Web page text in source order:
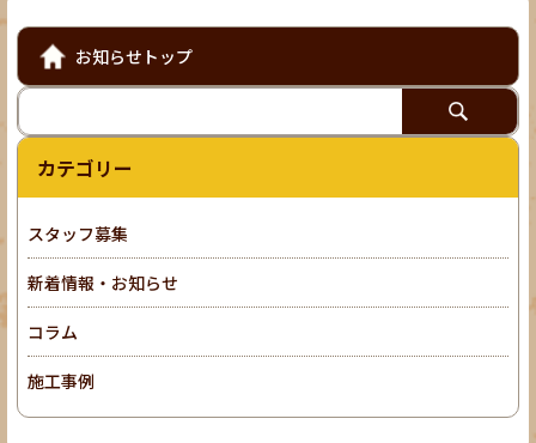
お知らせトップ
カテゴリー
スタッフ募集
新着情報・お知らせ
コラム
施工事例